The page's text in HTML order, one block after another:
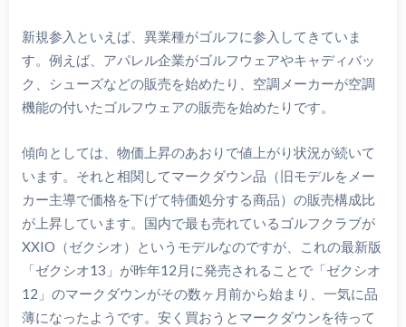
新規参入といえば、異業種がゴルフに参入してきていま
す。例えば、アパレル企業がゴルフウェアやキャディバッ
ク、シューズなどの販売を始めたり、空調メーカーが空調
機能の付いたゴルフウェアの販売を始めたりです。
傾向としては、物価上昇のあおりで値上がり状況が続いて
います。それと相関してマークダウン品（旧モデルをメー
カー主導で価格を下げて特価処分する商品）の販売構成比
が上昇しています。国内で最も売れているゴルフクラブが
XXIO（ゼクシオ）というモデルなのですが、これの最新版
「ゼクシオ13」が昨年12月に発売されることで「ゼクシオ
12」のマークダウンがその数ヶ月前から始まり、一気に品
薄になったようです。安く買おうとマークダウンを待って